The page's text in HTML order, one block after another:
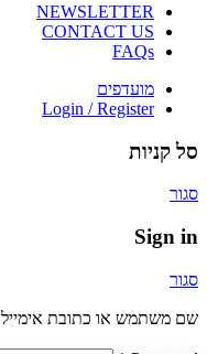
NEWSLETTER
CONTACT US
FAQs
מועדפים
Login / Register
סל קניות
סגור
Sign in
סגור
שם משתמש או כתובת אימייל